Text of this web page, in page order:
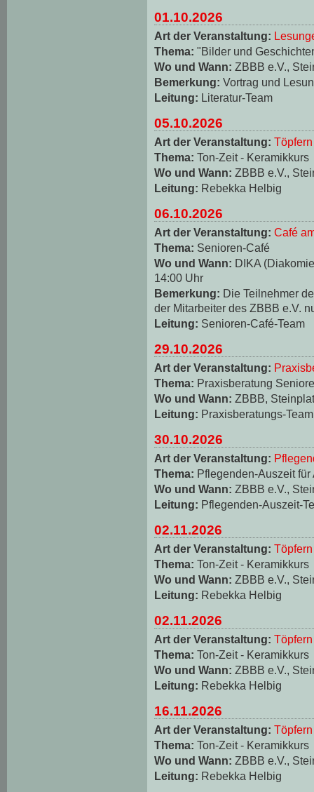
01.10.2026
Art der Veranstaltung:
Thema: "Bilder und
Wo und Wann: ZBBB e.V.,
Bemerkung: Vortrag und
Leitung: Literatur-Team
05.10.2026
Art der Veranstaltung: Töpfern
Thema: Ton-Zeit - Keramikkurs
Wo und Wann: ZBBB e.V.,
Leitung: Rebekka Helbig
06.10.2026
Art der Veranstaltung: Café
Thema: Senioren-Café
Wo und Wann: DIKA
14:00 Uhr
Bemerkung: Die Teilnehmer
der Mitarbeiter des ZBBB e.V.
Leitung: Senioren-Café-Team
29.10.2026
Art der Veranstaltung:
Thema: Praxisberatung
Wo und Wann: ZBBB,
Leitung: Praxisberatungs-Team
30.10.2026
Art der Veranstaltung:
Thema: Pflegenden-Auszeit
Wo und Wann: ZBBB e.V.,
Leitung: Pflegenden-Auszeit-
02.11.2026
Art der Veranstaltung: Töpfern
Thema: Ton-Zeit - Keramikkurs
Wo und Wann: ZBBB e.V.,
Leitung: Rebekka Helbig
02.11.2026
Art der Veranstaltung: Töpfern
Thema: Ton-Zeit - Keramikkurs
Wo und Wann: ZBBB e.V.,
Leitung: Rebekka Helbig
16.11.2026
Art der Veranstaltung: Töpfern
Thema: Ton-Zeit - Keramikkurs
Wo und Wann: ZBBB e.V.,
Leitung: Rebekka Helbig